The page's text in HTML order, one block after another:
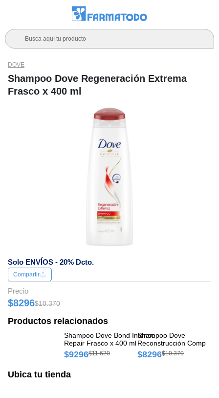
Busca aquí tu producto
Solo ENVÍOS - 20% Dcto.
DOVE
Shampoo Dove Regeneración Extrema
Frasco x 400 ml
Compartir
Precio
$8296$10.370
Productos relacionados
Shampoo Dove Bond Intense
Repair Frasco x 400 ml
$9296$11.620
Shampoo Dove
Reconstrucción Completa
Frasco x 400 ml
$8296$10.370
Ubica tu tienda